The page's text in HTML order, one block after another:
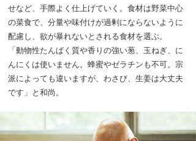
せなど、手際よく仕上げていく。食材は野菜中心
の菜食で、分量や味付けが過剰にならないように
配慮し、欲が暴れないとされる食材を選ぶ。
「動物性たんぱく質や香りの強い葱、玉ねぎ、に
んにくは使いません。蜂蜜やゼラチンも不可。宗
派によっても違いますが、わさび、生姜は大丈夫
です」と和尚。